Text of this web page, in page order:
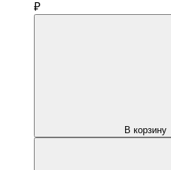
₽
В корзину